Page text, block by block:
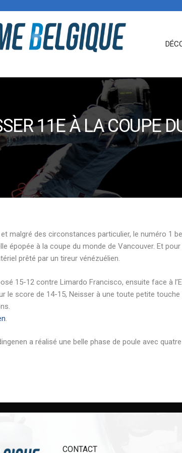
11E À LA COUPE
malgré des circonstances particulier, le numéro 1
épopée à la coupe du monde de Vancouver. Et
prêté par un tireur vénézuélien.
15-12 contre Limardo Francisco, ensuite face à
le score de 14-15, Neisserà une toute petite touche
a réalisé une belle phase de poule avec
CONTACT